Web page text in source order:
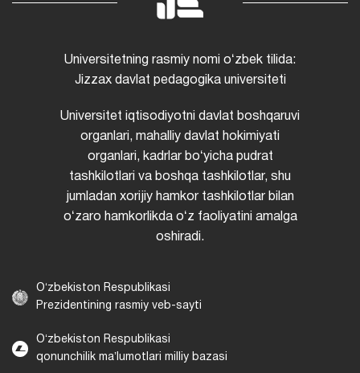
Universitetning rasmiy nomi oʻzbek tilida:
Jizzax davlat pedagogika universiteti
Universitet iqtisodiyotni davlat boshqaruvi
organlari, mahalliy davlat hokimiyati
organlari, kadrlar boʻyicha pudrat
tashkilotlari va boshqa tashkilotlar, shu
jumladan xorijiy hamkor tashkilotlar bilan
oʻzaro hamkorlikda oʻz faoliyatini amalga
oshiradi.
Oʻzbekiston Respublikasi
Prezidentining rasmiy veb-sayti
Oʻzbekiston Respublikasi
qonunchilik maʼlumotlari milliy bazasi